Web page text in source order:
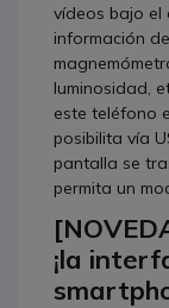
vídeos bajo el
información
luminosidad,
este teléfono
posibilita vía
pantalla se
permita un
¡la